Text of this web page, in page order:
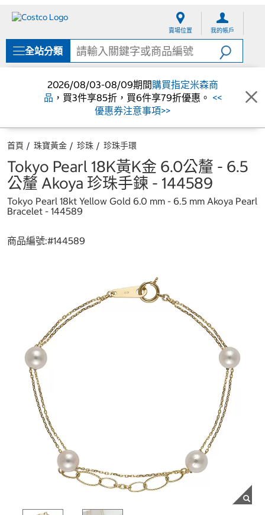
單
賣場位置 我的帳戶
全站分類
2026/08/03-08/09期間購買指定米森商
品 ，買3件享85折，買6件享79折優惠。 <<
優惠券注意事項>>
首頁 珠寶黃金 珍珠 珍珠手環
Tokyo Pearl 18K黃K金 6.0公釐 - 6.5
公釐 Akoya 珍珠手鍊 - 144589
Tokyo Pearl 18kt Yellow Gold 6.0 mm - 6.5 mm Akoya Pearl
Bracelet - 144589
商品編號:#144589